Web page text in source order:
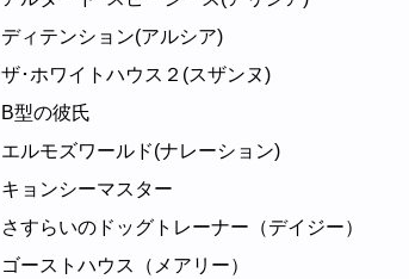
ディテンション(アルシア)
ザ･ホワイトハウス２(スザンヌ)
B型の彼氏
エルモズワールド(ナレーション)
キョンシーマスター
さすらいのドッグトレーナー（デイジー）
ゴーストハウス（メアリー）